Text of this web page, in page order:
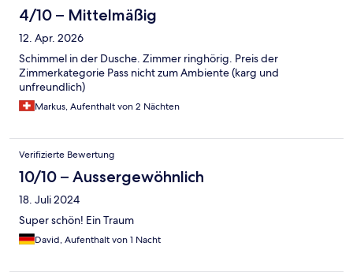
4/10 – Mittelmäßig
12. Apr. 2026
Schimmel in der Dusche. Zimmer ringhörig. Preis der
Zimmerkategorie Pass nicht zum Ambiente (karg und
unfreundlich)
Markus, Aufenthalt von 2 Nächten
Verifizierte Bewertung
10/10 – Aussergewöhnlich
18. Juli 2024
Super schön! Ein Traum
David, Aufenthalt von 1 Nacht